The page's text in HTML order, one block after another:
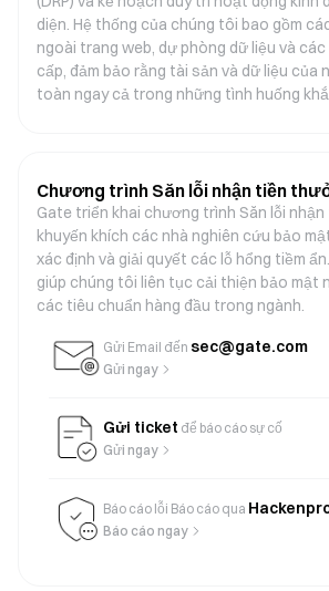
diện. Hệ thống của chúng tôi bao gồm
ngoài trang web, dự phòng dữ liệu và
cấp, đảm bảo rằng tài sản và dữ liệu của
toàn ngay cả trong những tình huống
Chương trình Săn lỗi nhận tiền
Gate triển khai chương trình Săn lỗi
khuyến khích các nhà nghiên cứu bảo
xác định và giải quyết các lỗ hổng tiềm
giúp chúng tôi liên tục cải thiện bảo mật
các tiêu chuẩn hàng đầu trong ngành.
Gửi Email đến sec@gate.com
Gửi ngay
Gửi ticket để báo cáo sự cố
Gửi ngay
Báo cáo lỗi Báo cáo qua
Báo cáo ngay